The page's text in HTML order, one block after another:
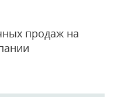
продаж на